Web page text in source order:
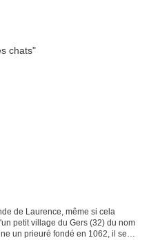
de Laurence, même si cela
petit village du Gers (32) du nom
un prieuré fondé en 1062, il se